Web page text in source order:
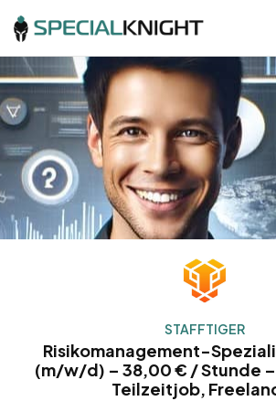
STAFFTIGER
Risikomanagement-
(m/w/d) – 38,00 € / Stunde
Teilzeitjob,